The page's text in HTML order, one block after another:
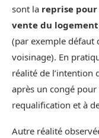
sont la reprise
vente du logement
(par exemple défaut
voisinage). En
réalité de l’intention
après un congé
requalification et à
Autre réalité